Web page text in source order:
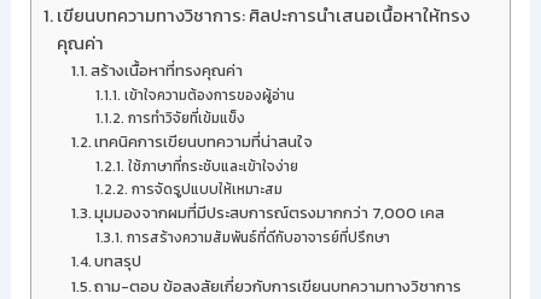
เขียนบทความทางวิชาการ: ศิลปะการนำเสนอเนื้อหาให้ทรง
คุณค่า
สร้างเนื้อหาที่ทรงคุณค่า
เข้าใจความต้องการของผู้อ่าน
การทำวิจัยที่เข้มแข็ง
เทคนิคการเขียนบทความที่น่าสนใจ
ใช้ภาษาที่กระชับและเข้าใจง่าย
การจัดรูปแบบให้เหมาะสม
มุมมองจากผมที่มีประสบการณ์ตรงมากกว่า 7,000 เคส
การสร้างความสัมพันธ์ที่ดีกับอาจารย์ที่ปรึกษา
บทสรุป
ถาม-ตอบ ข้อสงสัยเกี่ยวกับการเขียนบทความทางวิชาการ